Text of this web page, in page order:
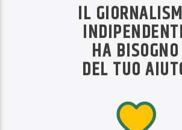
IL
HA BISOGNO
DEL TUO